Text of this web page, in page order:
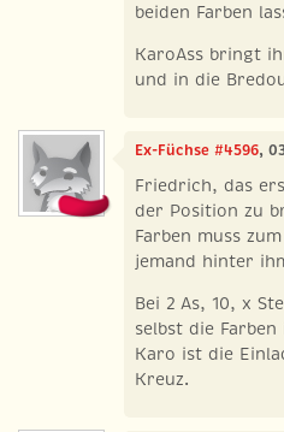
beiden Farben
KaroAss bringt
und in die
Ex-Füchse #4596,
Friedrich, das
der Position zu
Farben muss
jemand hinter
Bei 2 As, 10, x
selbst die
Karo ist die
Kreuz.